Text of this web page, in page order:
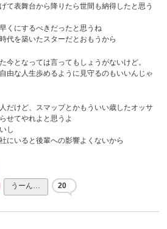
て表舞台から降りたら世間も納得したと思う
くにするべきだったと思うね
代を築いたスターだとおもうから
今となっては言ってもしょうがないけど。
由な人生歩めるように見守るのもいいんじゃ
だけど、スマップとかもういい歳したオッサ
せてやれよと思うよ
し
にいると後輩への影響よくないから
うーん… 20